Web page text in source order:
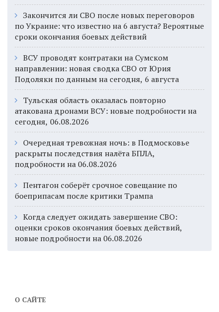
Закончится ли СВО после новых переговоров
по Украине: что известно на 6 августа? Вероятные
сроки окончания боевых действий
ВСУ проводят контратаки на Сумском
направлении: новая сводка СВО от Юрия
Подоляки по данным на сегодня, 6 августа
Тульская область оказалась повторно
атакована дронами ВСУ: новые подробности на
сегодня, 06.08.2026
Очередная тревожная ночь: в Подмосковье
раскрыты последствия налёта БПЛА,
подробности на 06.08.2026
Пентагон соберёт срочное совещание по
боеприпасам после критики Трампа
Когда следует ожидать завершение СВО:
оценки сроков окончания боевых действий,
новые подробности на 06.08.2026
О САЙТЕ